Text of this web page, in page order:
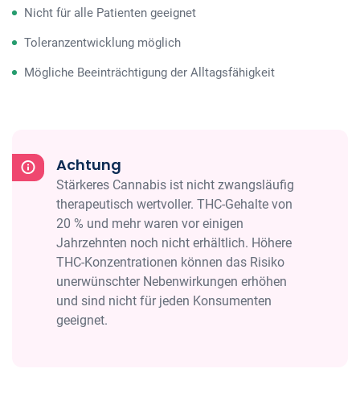
Nicht für alle Patienten geeignet
Toleranzentwicklung möglich
Mögliche Beeinträchtigung der Alltagsfähigkeit
Achtung
Stärkeres Cannabis ist nicht zwangsläufig
therapeutisch wertvoller. THC-Gehalte von
20 % und mehr waren vor einigen
Jahrzehnten noch nicht erhältlich. Höhere
THC-Konzentrationen können das Risiko
unerwünschter Nebenwirkungen erhöhen
und sind nicht für jeden Konsumenten
geeignet.